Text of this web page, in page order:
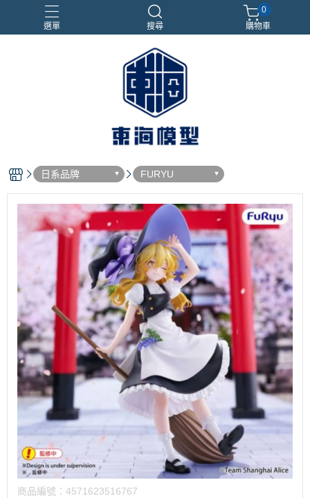
選單 搜尋
合金車
閃電霹靂車
電子雞/塔麻可吉/塔麻歌子
0
購物車
日系品牌 FURYU
商品編號： 4571623516767